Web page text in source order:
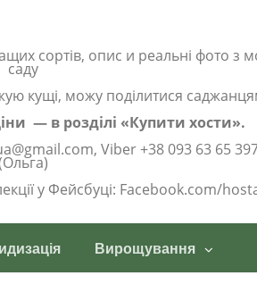
сортів, опис и реальні фото з
саду
кущі, можу поділитися
— в розділі «Купити хости».
Viber +38 093 63 65
у Фейсбуці: Facebook.com/
Вирощування